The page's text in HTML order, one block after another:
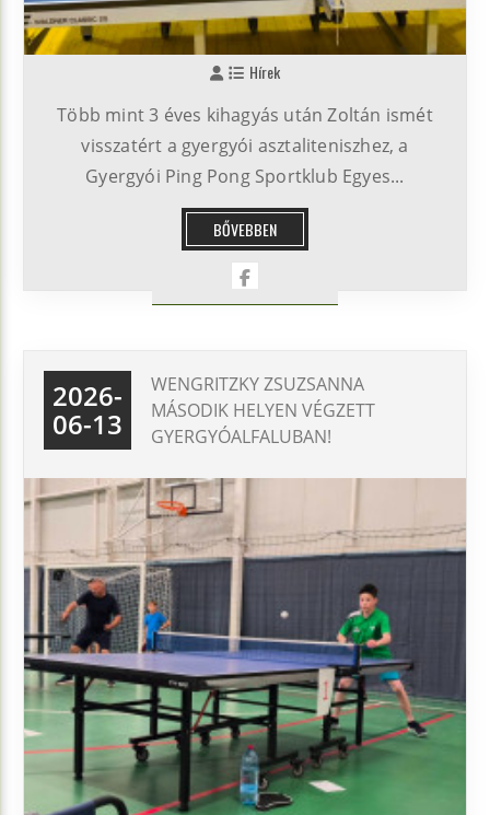
Hírek
Több mint 3 éves kihagyás után Zoltán ismét
visszatért a gyergyói asztaliteniszhez, a
Gyergyói Ping Pong Sportklub Egyes...
BŐVEBBEN
2026-
06-13
WENGRITZKY ZSUZSANNA
MÁSODIK HELYEN VÉGZETT
GYERGYÓALFALUBAN!